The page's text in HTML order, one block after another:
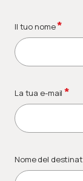
Il tuo nome*
La tua e-mail*
Nome del